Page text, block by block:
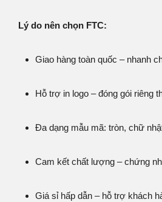
Lý do nên chọn FTC:
Giao hàng toàn quốc – nhanh
Hỗ trợ in logo – đóng gói riêng
Đa dạng mẫu mã: tròn, chữ
Cam kết chất lượng – chứng
Giá sỉ hấp dẫn – hỗ trợ khách